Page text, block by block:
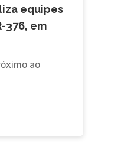
equipes
376, em
ao